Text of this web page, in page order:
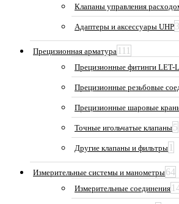
Клапаны управления
Адаптеры и аксессуары UHP
Прецизионная арматура 111
Прецизионные фитинги LET-
Прецизионные резьбовые
Прецизионные шаровые
Точные игольчатые клапаны5
Другие клапаны и фильтры 1
Измерительные системы и манометры64
Измерительные соединения